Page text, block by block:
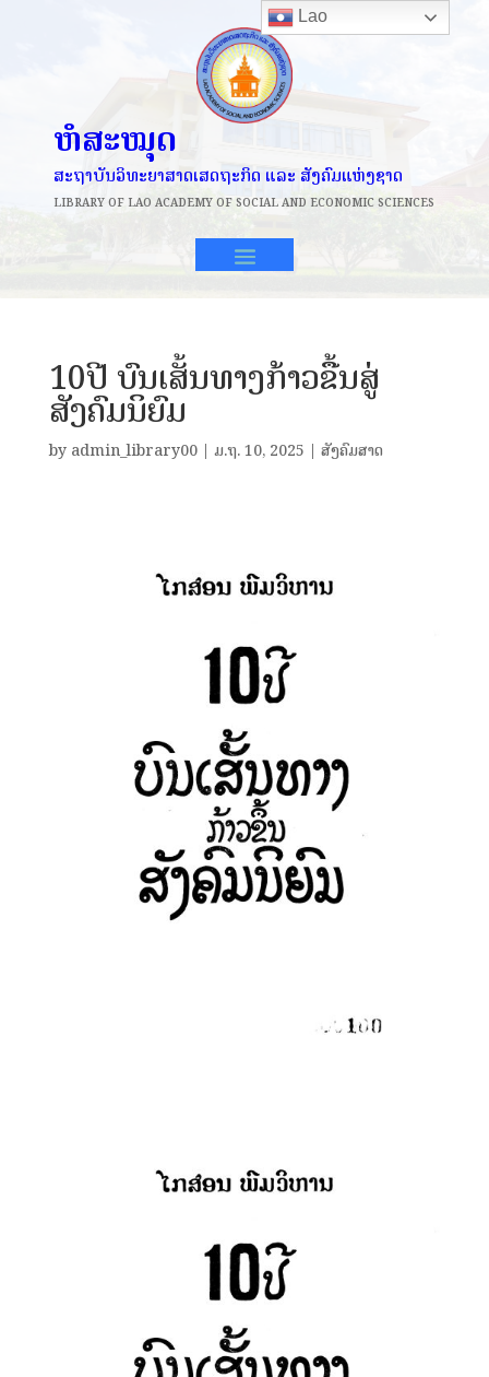
ຫໍສະໝຸດ
ສະຖາບັນວິທະຍາສາດເສດຖະກິດ ແລະ ສັງຄົມແຫ່ງຊາດ
LIBRARY OF LAO ACADEMY OF SOCIAL AND ECONOMIC SCIENCES
10ປີ ບົນເສັ້ນທາງກ້າວຂື້ນສູ່
ສັງຄົມນິຍົມ
by admin_library00| ມ.ຖ. 10, 2025 | ສັງຄົມສາດ
Lao